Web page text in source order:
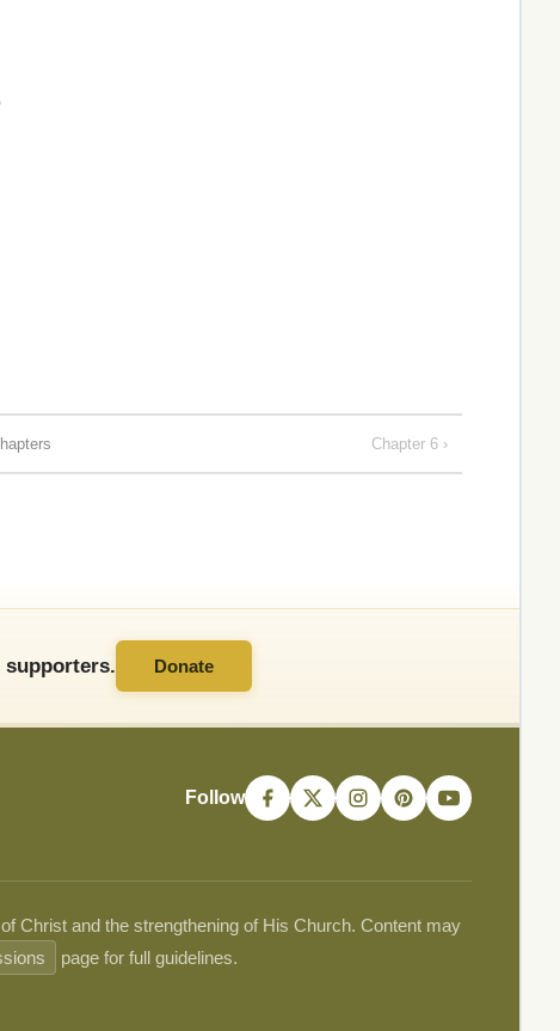
Chapter 6 ›
supporters. Donate
Follow
Christ and the strengthening of His Church. Content may
page for full guidelines.